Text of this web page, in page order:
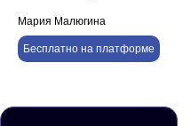
Бесплатно на платформе
Мария Малюгина